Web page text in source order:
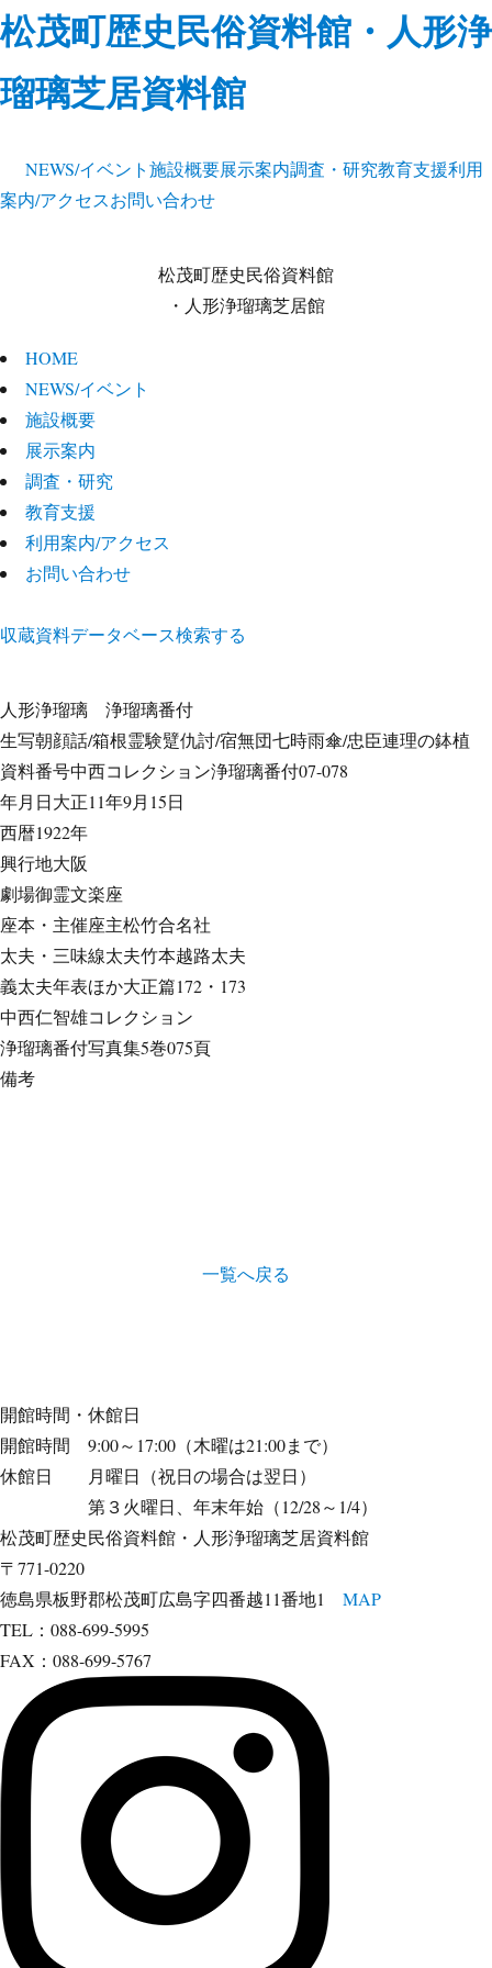
松茂町歴史民俗資料館・人形浄
瑠璃芝居資料館
NEWS/イベント施設概要展示案内調査・研究教育支援利用
案内/アクセスお問い合わせ
松茂町歴史民俗資料館
・人形浄瑠璃芝居館
HOME
NEWS/イベント
施設概要
展示案内
調査・研究
教育支援
利用案内/アクセス
お問い合わせ
収蔵資料データベース検索する
人形浄瑠璃 浄瑠璃番付
生写朝顔話/箱根霊験躄仇討/宿無団七時雨傘/忠臣連理の鉢植
資料番号中西コレクション浄瑠璃番付07-078
年月日大正11年9月15日
西暦1922年
興行地大阪
劇場御霊文楽座
座本・主催座主松竹合名社
太夫・三味線太夫竹本越路太夫
義太夫年表ほか大正篇172・173
中西仁智雄コレクション
浄瑠璃番付写真集5巻075頁
備考
一覧へ戻る
開館時間・休館日
開館時間 9:00～17:00（木曜は21:00まで）
休館日 月曜日（祝日の場合は翌日）
第３火曜日、年末年始（12/28～1/4）
松茂町歴史民俗資料館・人形浄瑠璃芝居資料館
〒771-0220
徳島県板野郡松茂町広島字四番越11番地1 MAP
TEL：088-699-5995
FAX：088-699-5767